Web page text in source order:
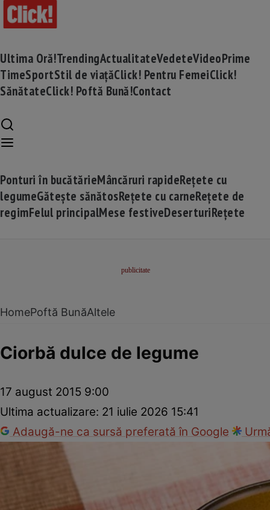
Ultima Oră!TrendingActualitateVedeteVideoPrime
TimeSportStil de viațăClick! Pentru FemeiClick!
SănătateClick! Poftă Bună!Contact
Ponturi în bucătărieMâncăruri rapideRețete cu
legumeGătește sănătosRețete cu carneRețete de
regimFelul principalMese festiveDeserturiRețete
HomePoftă BunăAltele
Ciorbă dulce de legume
17 august 2015 9:00
Ultima actualizare: 21 iulie 2026 15:41
Adaugă-ne ca sursă preferată în Google